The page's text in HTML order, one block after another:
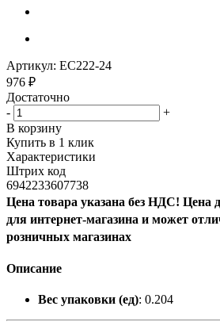
Артикул: EC222-24
976 ₽
Достаточно
-
+
В корзину
Купить в 1 клик
Характеристики
Штрих код
6942233607738
Цена товара указана без НДС! Цена
для интернет-магазина и может
розничных магазинах
Описание
Вес упаковки (ед): 0.204